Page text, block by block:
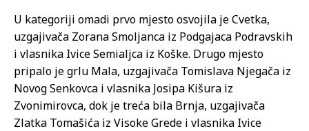
U kategoriji omadi prvo mjesto osvojila je Cvetka,
uzgajivača Zorana Smoljanca iz Podgajaca Podravskih
i vlasnika Ivice Semialjca iz Koške. Drugo mjesto
pripalo je grlu Mala, uzgajivača Tomislava Njegača iz
Novog Senkovca i vlasnika Josipa Kišura iz
Zvonimirovca, dok je treća bila Brnja, uzgajivača
Zlatka Tomašića iz Visoke Grede i vlasnika Ivice